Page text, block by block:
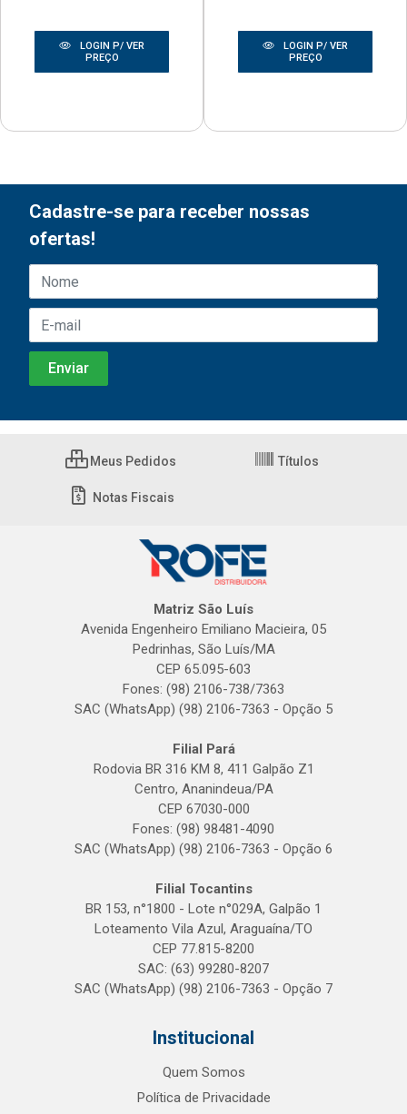
LOGIN P/ VER
PREÇO
LOGIN P/ VER
PREÇO
Cadastre-se para receber nossas
ofertas!
Meus Pedidos Títulos
Notas Fiscais
Matriz São Luís
Avenida Engenheiro Emiliano Macieira, 05
Pedrinhas, São Luís/MA
CEP 65.095-603
Fones: (98) 2106-738/7363
SAC (WhatsApp) (98) 2106-7363 - Opção 5
Filial Pará
Rodovia BR 316 KM 8, 411 Galpão Z1
Centro, Ananindeua/PA
CEP 67030-000
Fones: (98) 98481-4090
SAC (WhatsApp) (98) 2106-7363 - Opção 6
Filial Tocantins
BR 153, n°1800 - Lote n°029A, Galpão 1
Loteamento Vila Azul, Araguaína/TO
CEP 77.815-8200
SAC: (63) 99280-8207
SAC (WhatsApp) (98) 2106-7363 - Opção 7
Institucional
Quem Somos
Política de Privacidade